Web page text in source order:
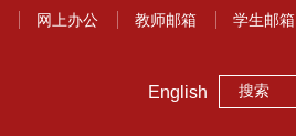
网上办公 教师邮箱 学生邮箱
English